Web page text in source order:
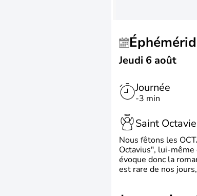
Jeudi 6 août
Journée
-3 min
Saint
Nous fêtons les
Octavius", lui-
évoque donc la
est rare de nos